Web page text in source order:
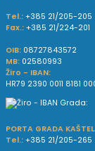
Tel.: +385 21/205-205
Fax.: +385 21/224-201
OIB: 08727843572
MB: 02580993
Žiro - IBAN:
HR79 2390 0011 8181
PORTA GRADA
Tel.: +385 21/205-265